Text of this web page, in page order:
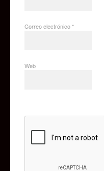
Correo electrónico*
Web